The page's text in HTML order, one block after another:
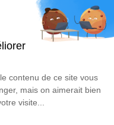
Déroulé